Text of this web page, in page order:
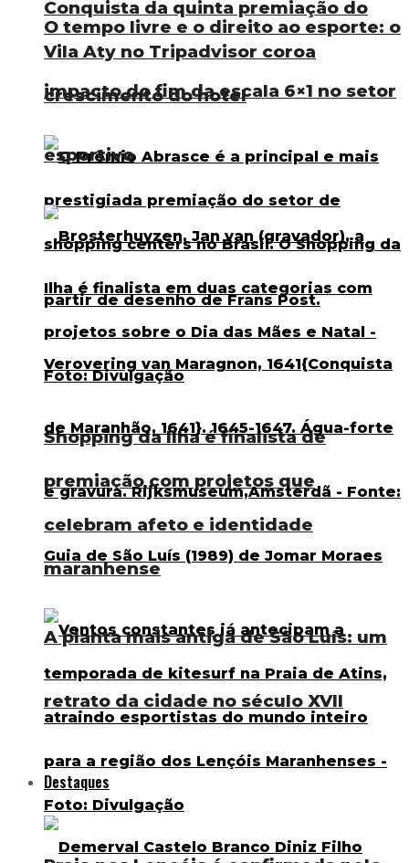
Conquista da quinta premiação do
Vila Aty no Tripadvisor coroa
crescimento do hotel
Shopping da Ilha é finalista de
premiação com projetos que
celebram afeto e identidade
maranhense
O tempo livre e o direito ao esporte: o
impacto do fim da escala 6×1 no setor
esportivo
A planta mais antiga de São Luís: um
retrato da cidade no século XVII
Destaques